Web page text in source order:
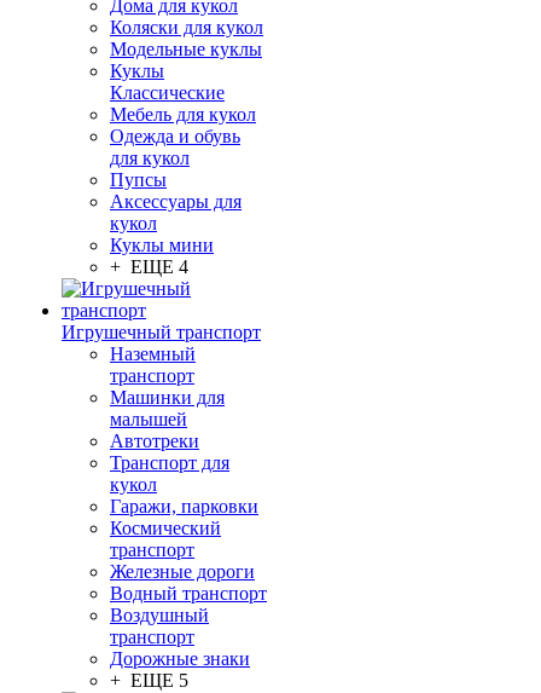
Дома для кукол
Коляски для кукол
Модельные куклы
Куклы
Классические
Мебель для кукол
Одежда и обувь
для кукол
Пупсы
Аксессуары для
кукол
Куклы мини
+ ЕЩЕ 4
Игрушечный транспорт
Наземный
транспорт
Машинки для
малышей
Автотреки
Транспорт для
кукол
Гаражи, парковки
Космический
транспорт
Железные дороги
Водный транспорт
Воздушный
транспорт
Дорожные знаки
+ ЕЩЕ 5